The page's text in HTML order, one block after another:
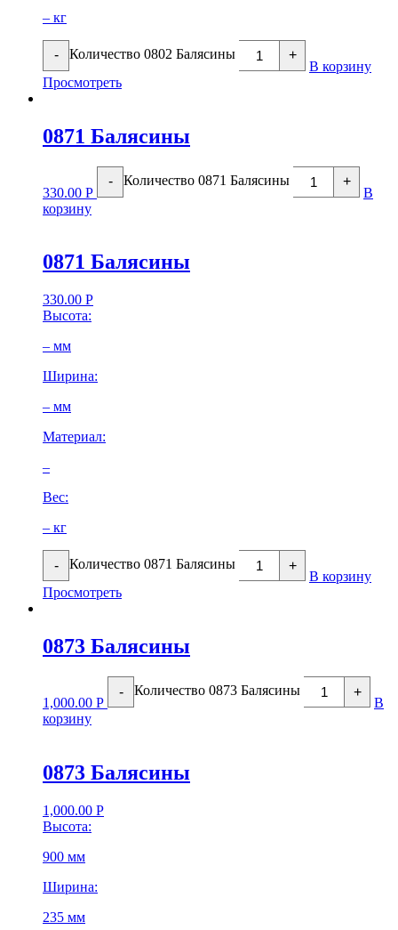
– кг
- Количество 0802 Балясины +
В корзину
Просмотреть
0871 Балясины
330.00 Р
- Количество 0871 Балясины +
В
корзину
0871 Балясины
330.00 Р
Высота:
– мм
Ширина:
– мм
Материал:
–
Вес:
– кг
- Количество 0871 Балясины +
В корзину
Просмотреть
0873 Балясины
1,000.00 Р
- Количество 0873 Балясины +
В
корзину
0873 Балясины
1,000.00 Р
Высота:
900 мм
Ширина:
235 мм